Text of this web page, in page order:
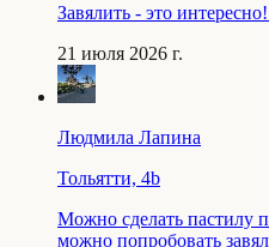
Завялить - это
21 июля 2026 г.
Людмила Лапина
Тольятти, 4b
Можно сделать пастилу
можно попробовать